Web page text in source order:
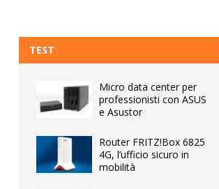
TEST
Micro data center per
professionisti con ASUS
e Asustor
Router FRITZ!Box 6825
4G, l’ufficio sicuro in
mobilità